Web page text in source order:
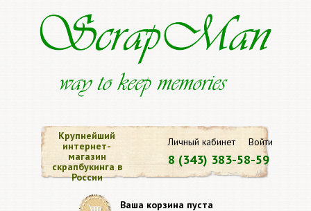
Личный кабинет Войти
8 (343) 383-58-59
Крупнейший
интернет-
магазин
скрапбукинга в
России
Ваша корзина пуста